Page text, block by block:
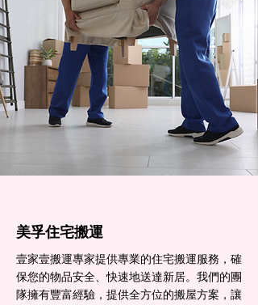
美孚住宅搬運
壹家壹搬運專家提供專業的住宅搬運服務，確
保您的物品安全、快速地送達新居。我們的團
隊擁有豐富經驗，提供全方位的搬屋方案，讓